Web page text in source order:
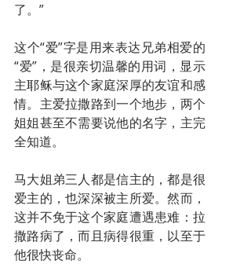
了。”
这个“爱”字是用来表达兄弟相爱的
“爱”，是很亲切温馨的用词，显示
主耶稣与这个家庭深厚的友谊和感
情。主爱拉撒路到一个地步，两个
姐姐甚至不需要说他的名字，主完
全知道。
马大姐弟三人都是信主的，都是很
爱主的，也深深被主所爱。然而，
这并不免于这个家庭遭遇患难：拉
撒路病了，而且病得很重，以至于
他很快丧命。